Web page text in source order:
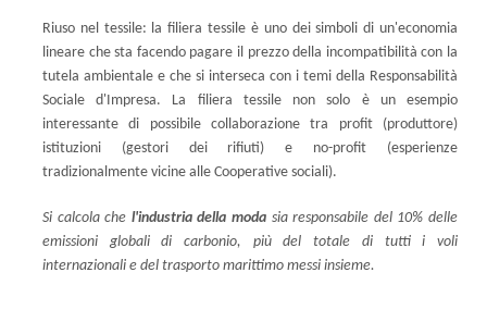
Riuso nel tessile: la filiera tessile è uno dei simboli di un'economia
lineare che sta facendo pagare il prezzo della incompatibilità con la
tutela ambientale e che si interseca con i temi della Responsabilità
Sociale d'Impresa. La filiera tessile non solo è un esempio
interessante di possibile collaborazione tra profit (produttore)
istituzioni (gestori dei rifiuti) e no-profit (esperienze
tradizionalmente vicine alle Cooperative sociali).
Si calcola che l'industria della moda sia responsabile del 10% delle
emissioni globali di carbonio, più del totale di tutti i voli
internazionali e del trasporto marittimo messi insieme.